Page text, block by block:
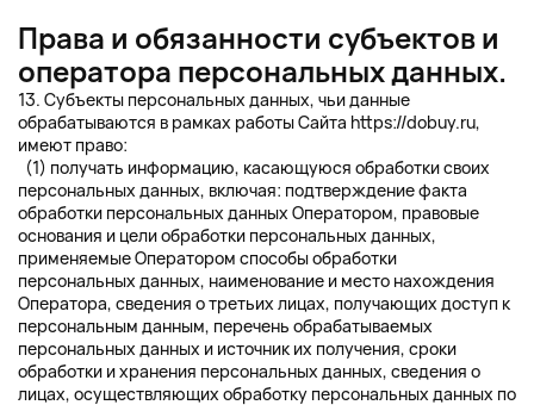
Права и обязанности субъектов и
оператора персональных данных.
13. Субъекты персональных данных, чьи данные
обрабатываются в рамках работы Сайта https://dobuy.ru,
имеют право:
(1) получать информацию, касающуюся обработки своих
персональных данных, включая: подтверждение факта
обработки персональных данных Оператором, правовые
основания и цели обработки персональных данных,
применяемые Оператором способы обработки
персональных данных, наименование и место нахождения
Оператора, сведения о третьих лицах, получающих доступ к
персональным данным, перечень обрабатываемых
персональных данных и источник их получения, сроки
обработки и хранения персональных данных, сведения о
лицах, осуществляющих обработку персональных данных по